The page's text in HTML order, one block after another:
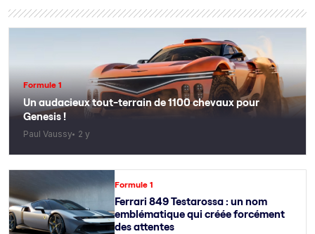
Formule 1
Un audacieux tout-terrain de 1100 chevaux pour
Genesis !
Paul Vaussy 2 y
Formule 1
Ferrari 849 Testarossa : un nom
emblématique qui créée forcément
des attentes